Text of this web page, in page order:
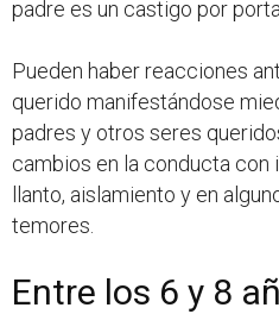
padre es un castigo por
Pueden haber reacciones
querido manifestándose
padres y otros seres
cambios en la conducta con
llanto, aislamiento y en
temores.
Entre los 6 y 8